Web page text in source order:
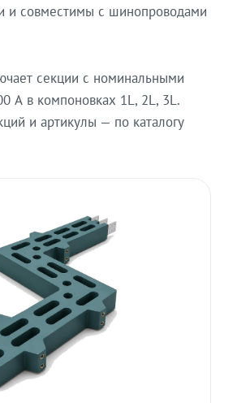
и совместимы с шинопроводами
секции с номинальными
А в компоновках 1L, 2L, 3L.
и артикулы — по каталогу